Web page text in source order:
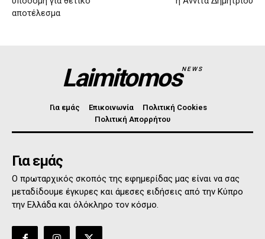
αποτέλεσμα
LaimitomosNEWS
Για εμάς Επικοινωνία
Πολιτική Cookies
Πολιτική Απορρήτου
Για εμάς
Ο πρωταρχικός σκοπός της εφημερίδας μας είναι να σας
μεταδίδουμε έγκυρες και άμεσες ειδήσεις από την Κύπρο
την Ελλάδα και όλόκληρο τον κόσμο.